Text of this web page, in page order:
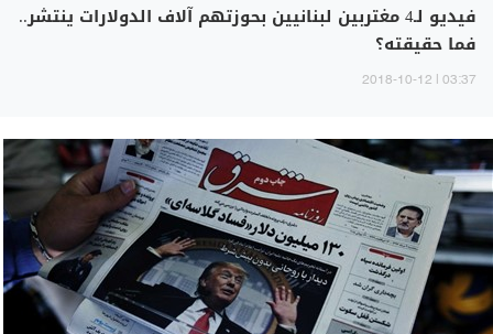
فيديو لـ4 مغتربين لبنانيين بحوزتهم آلاف الدولارات ينتشر..
فما حقيقته؟
03:37 | 2018-10-12